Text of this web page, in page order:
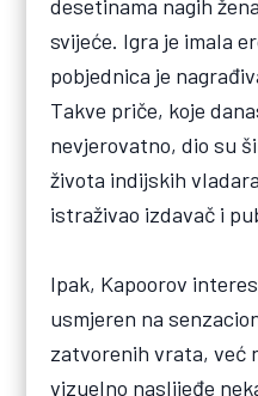
desetinama nagih
svijeće. Igra je imala
pobjednica je
Takve priče, koje
nevjerovatno, dio su
života indijskih
istraživao izdavač i
Ipak, Kapoorov
usmjeren na
zatvorenih vrata, već
vizuelno naslijeđe